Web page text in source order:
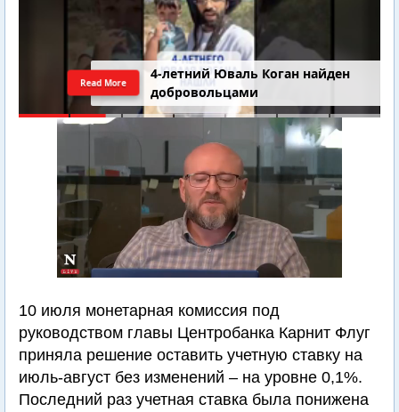
4-летний Юваль Коган найден
добровольцами
Read More
10 июля монетарная комиссия под
руководством главы Центробанка Карнит Флуг
приняла решение оставить учетную ставку на
июль-август без изменений – на уровне 0,1%.
Последний раз учетная ставка была понижена